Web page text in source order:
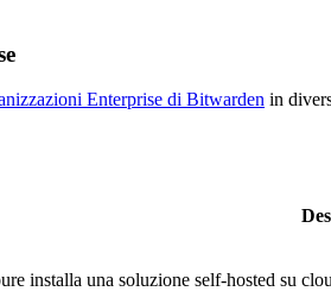
Enterprise di Bitwarden in
installa una soluzione self-hosted su